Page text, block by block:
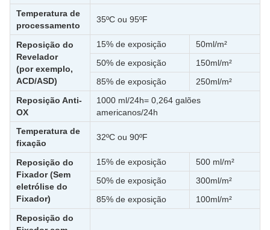
Temperatura de
processamento
​35ºC ou 95ºF
Reposição do
Revelador
(por exemplo,
ACD/ASD)
15% de exposição
50ml/m²
50% de exposição
150ml/m²
85% de exposição
250ml/m²
Reposição Anti-
OX
1000 ml/24h= 0,264 galões
americanos/24h
Temperatura de
fixação
32ºC ou 90ºF
Reposição do
Fixador (Sem
eletrólise do
Fixador)
15% de exposição
500 ml/m²
50% de exposição
300ml/m²
85% de exposição
100ml/m²
Reposição do